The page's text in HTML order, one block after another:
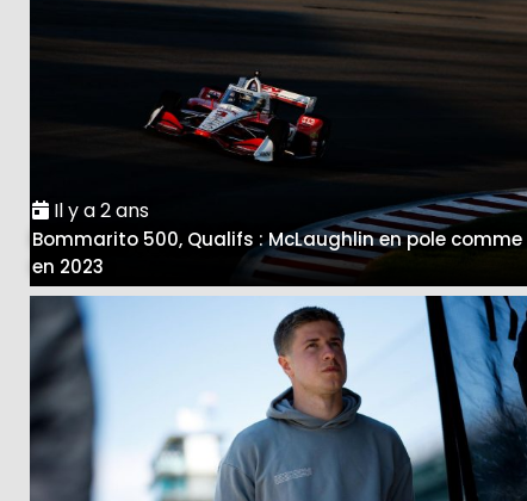
Il y a 2 ans
Bommarito 500, Qualifs : McLaughlin en pole comme
en 2023